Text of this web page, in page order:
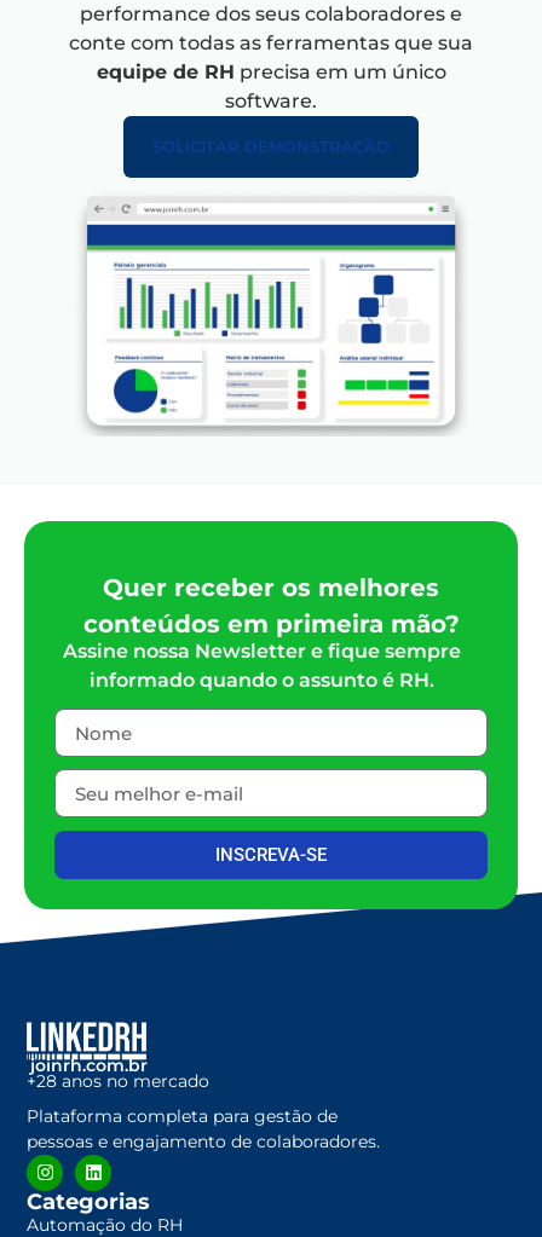
performance dos seus colaboradores e
conte com todas as ferramentas que sua
equipe de RH precisa em um único
software.
SOLICITAR DEMONSTRAÇÃO
Quer receber os melhores
conteúdos em primeira mão?
Assine nossa Newsletter e fique sempre
informado quando o assunto é RH.
INSCREVA-SE
joinrh.com.br
+28 anos no mercado
Plataforma completa para gestão de
pessoas e engajamento de colaboradores.
Categorias
Automação do RH